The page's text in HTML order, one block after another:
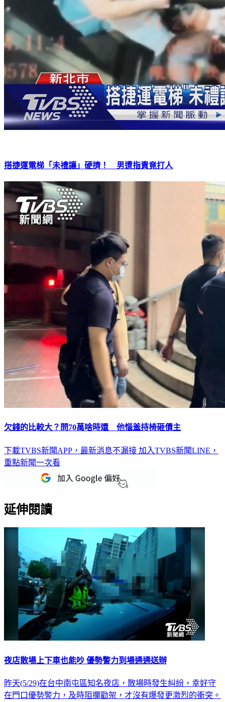
搭捷運電梯「未禮讓」硬擠！ 男遭指責竟打人
欠錢的比較大？問70萬啥時還 他惱羞持椅砸債主
下載TVBS新聞APP，最新消息不漏接 加入TVBS新聞LINE，
重點新聞一次看
延伸閱讀
夜店散場上下車也能吵 優勢警力到場通通送辦
昨天(5/29)在台中南屯區知名夜店，散場時發生糾紛，幸好守
在門口優勢警力，及時阻攔勸架，才沒有爆發更激烈的衝突。